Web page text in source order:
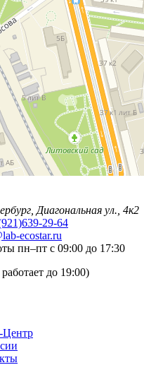
Диагональная ул., 4к2
29-64
ecostar.ru
пн–пт с 09:00 до 17:30
до 19:00)
Центр